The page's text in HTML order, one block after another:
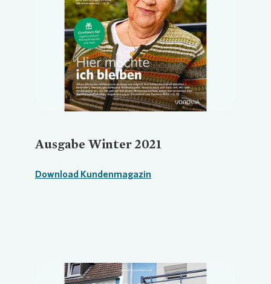
Loading...
Ausgabe Winter 2021
Download Kundenmagazin